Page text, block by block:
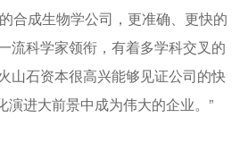
合成生物学公司，更准确、更快的
流科学家领衔，有着多学科交叉的
山石资本很高兴能够见证公司的快
进大前景中成为伟大的企业。”